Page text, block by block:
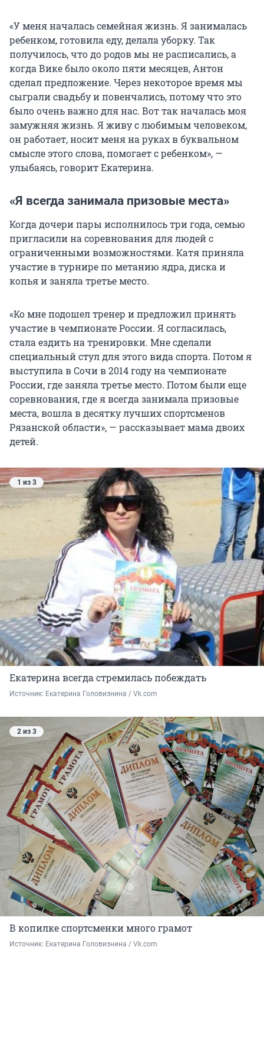
«У меня началась семейная жизнь. Я занималась
ребенком, готовила еду, делала уборку. Так
получилось, что до родов мы не расписались, а
когда Вике было около пяти месяцев, Антон
сделал предложение. Через некоторое время мы
сыграли свадьбу и повенчались, потому что это
было очень важно для нас. Вот так началась моя
замужняя жизнь. Я живу с любимым человеком,
он работает, носит меня на руках в буквальном
смысле этого слова, помогает с ребенком», —
улыбаясь, говорит Екатерина.
«Я всегда занимала призовые места»
Когда дочери пары исполнилось три года, семью
пригласили на соревнования для людей с
ограниченными возможностями. Катя приняла
участие в турнире по метанию ядра, диска и
копья и заняла третье место.
«Ко мне подошел тренер и предложил принять
участие в чемпионате России. Я согласилась,
стала ездить на тренировки. Мне сделали
специальный стул для этого вида спорта. Потом я
выступила в Сочи в 2014 году на чемпионате
России, где заняла третье место. Потом были еще
соревнования, где я всегда занимала призовые
места, вошла в десятку лучших спортсменов
Рязанской области», — рассказывает мама двоих
детей.
1 из 3
Екатерина всегда стремилась побеждать
Источник: Екатерина Головизнина / Vk.com
2 из 3
В копилке спортсменки много грамот
Источник: Екатерина Головизнина / Vk.com